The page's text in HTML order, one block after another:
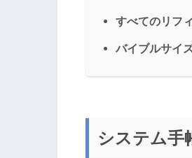
すべてのリフ
バイブルサイ
システム手